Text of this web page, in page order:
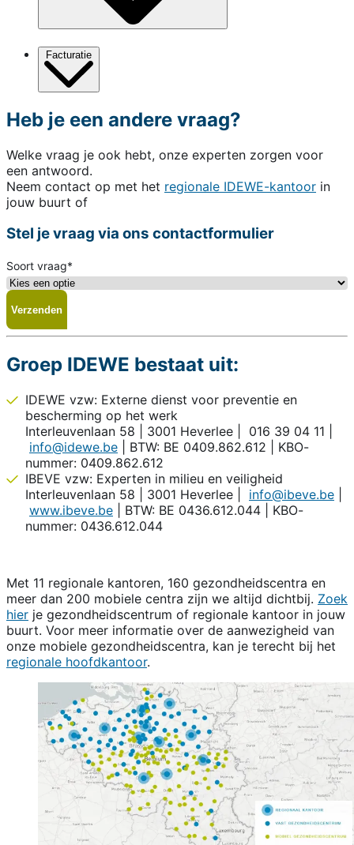
Facturatie
Heb je een andere vraag?
Welke vraag je ook hebt, onze experten zorgen voor
een antwoord.
Neem contact op met het regionale IDEWE-kantoor in
jouw buurt of
Stel je vraag via ons contactformulier
Soort vraag*
Groep IDEWE bestaat uit:
IDEWE vzw: Externe dienst voor preventie en
bescherming op het werk
Interleuvenlaan 58 | 3001 Heverlee | 016 39 04 11 |
info@idewe.be | BTW: BE 0409.862.612 | KBO-
nummer: 0409.862.612
IBEVE vzw: Experten in milieu en veiligheid
Interleuvenlaan 58 | 3001 Heverlee | info@ibeve.be
www.ibeve.be | BTW: BE 0436.612.044 | KBO-
nummer: 0436.612.044
Met 11 regionale kantoren, 160 gezondheidscentra en
meer dan 200 mobiele centra zijn we altijd dichtbij. Zoek
hier je gezondheidscentrum of regionale kantoor in jouw
buurt. Voor meer informatie over de aanwezigheid van
onze mobiele gezondheidscentra, kan je terecht bij het
regionale hoofdkantoor.